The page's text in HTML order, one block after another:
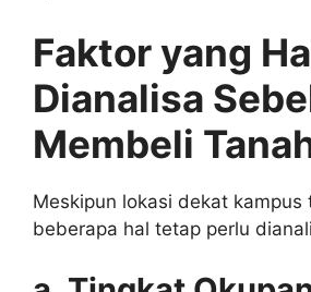
Faktor yang
Dianalisa
Membeli
Meskipun lokasi dekat kampus
beberapa hal tetap perlu